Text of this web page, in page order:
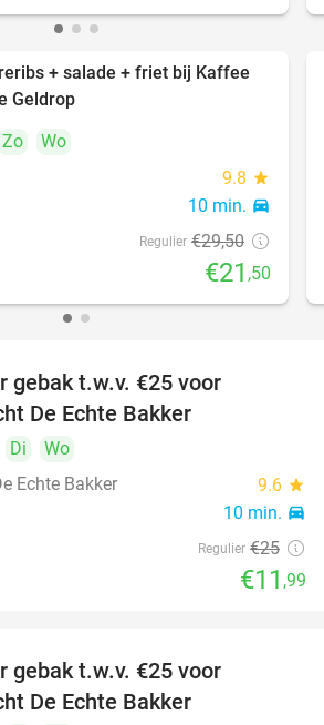
27%
+ salade + friet bij Kaffee
Geldrop
Zo
Wo
9.8 star
10 min. directions_car
Regulier €29,50
€21 ,50
gebak t.w.v. €25 voor
De Echte Bakker
Di
Wo
Echte Bakker
9.6 star
10 min. directions_car
Regulier €25
€11 ,99
gebak t.w.v. €25 voor
De Echte Bakker